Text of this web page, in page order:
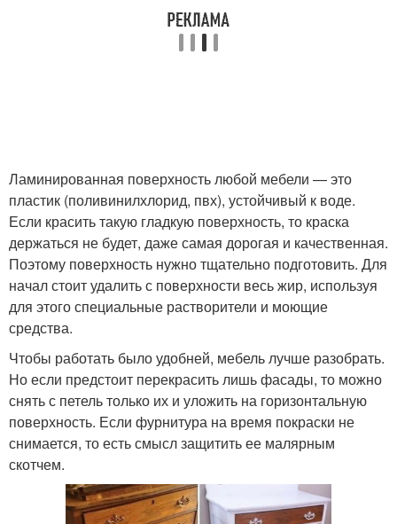
Ламинированная поверхность любой мебели — это
пластик (поливинилхлорид, пвх), устойчивый к воде.
Если красить такую гладкую поверхность, то краска
держаться не будет, даже самая дорогая и качественная.
Поэтому поверхность нужно тщательно подготовить. Для
начал стоит удалить с поверхности весь жир, используя
для этого специальные растворители и моющие
средства.
Чтобы работать было удобней, мебель лучше разобрать.
Но если предстоит перекрасить лишь фасады, то можно
снять с петель только их и уложить на горизонтальную
поверхность. Если фурнитура на время покраски не
снимается, то есть смысл защитить ее малярным
скотчем.